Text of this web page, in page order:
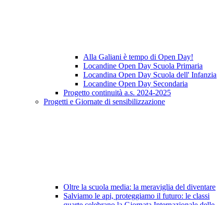
Alla Galiani è tempo di Open Day!
Locandine Open Day Scuola Primaria
Locandina Open Day Scuola dell' Infanzia
Locandine Open Day Secondaria
Progetto continuità a.s. 2024-2025
Progetti e Giornate di sensibilizzazione
Oltre la scuola media: la meraviglia del diventare
Salviamo le api, proteggiamo il futuro: le classi